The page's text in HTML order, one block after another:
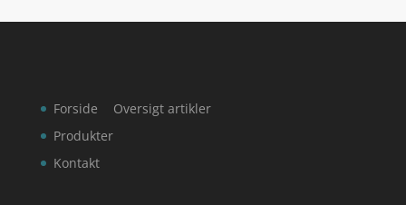
Forside
Produkter
Kontakt
Oversigt artikler